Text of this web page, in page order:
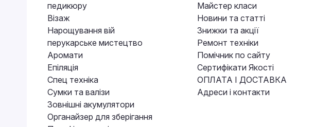
педикюру
Візаж
Нарощування вій
перукарське мистецтво
Аромати
Епіляція
Спец техніка
Сумки та валізи
Зовнішні акумулятори
Органайзер для зберігання
Майстер класи
Новини та статті
Знижки та акції
Ремонт техніки
Помічник по сайту
Сертифікати Якості
ОПЛАТА І ДОСТАВКА
Адреси і контакти